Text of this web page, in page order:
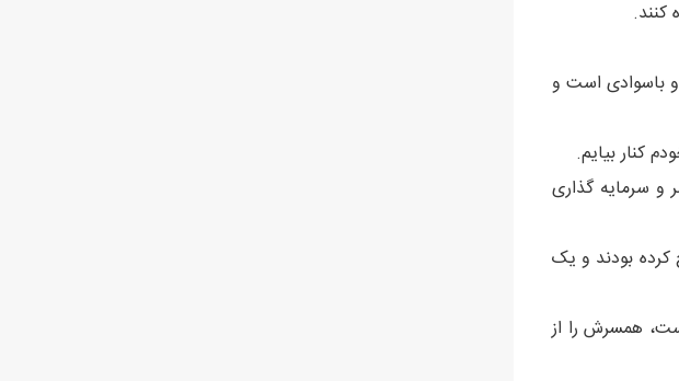
کنند.
باسوادی است و
کنار بیایم.
و سرمایه گذاری
کرده بودند و یک
سخت است، همسرش را از